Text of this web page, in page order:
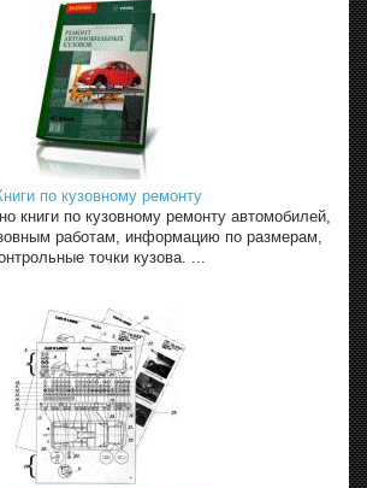
по кузовному ремонту
книги по кузовному ремонту автомобилей,
работам, информацию по размерам,
точки кузова. ...